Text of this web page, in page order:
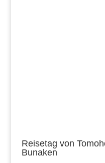
Reisetag von
Bunaken